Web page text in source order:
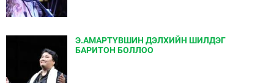
Э.АМАРТҮВШИН ДЭЛХИЙН ШИЛДЭГ
БАРИТОН БОЛЛОО